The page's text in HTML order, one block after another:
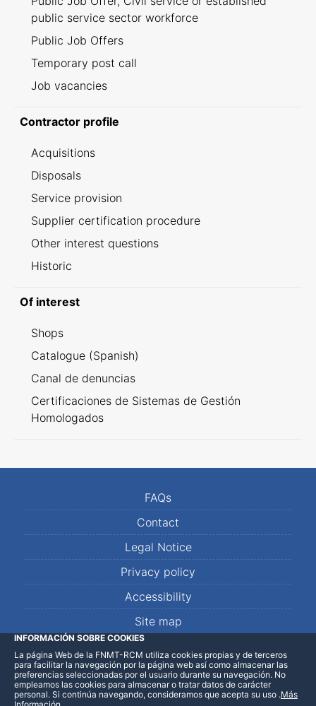
public service sector workforce
Public Job Offers
Temporary post call
Job vacancies
Contractor profile
Acquisitions
Disposals
Service provision
Supplier certification procedure
Other interest questions
Historic
Of interest
Shops
Catalogue (Spanish)
Canal de denuncias
Certificaciones de Sistemas de Gestión
Homologados
FAQs
Contact
Legal Notice
Privacy policy
Accessibility
Site map
LinkedInFacebookWhatsApp
INFORMACIÓN SOBRE COOKIES
La página Web de la FNMT-RCM utiliza cookies propias y de terceros
para facilitar la navegación por la página web así como almacenar las
preferencias seleccionadas por el usuario durante su navegación. No
empleamos las cookies para almacenar o tratar datos de carácter
personal. Si continúa navegando, consideramos que acepta su uso .Más